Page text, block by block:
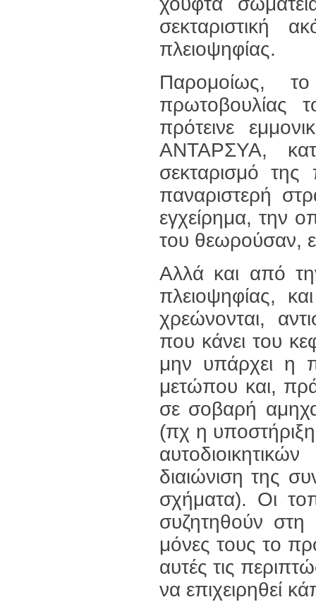
σεκταριστική
πλειοψηφίας.
Παρομοίως,
πρωτοβουλίας
πρότεινε
ΑΝΤΑΡΣΥΑ,
σεκταρισμό
παναριστερή
εγχείρημα, την
του θεωρούσαν,
Αλλά και από
πλειοψηφίας,
χρεώνονται,
που κάνει του
μην υπάρχει η
μετώπου και,
σε σοβαρή
(πχ η
διαιώνιση της
σχήματα). Οι
συζητηθούν
μόνες τους το
αυτές τις
να επιχειρηθεί